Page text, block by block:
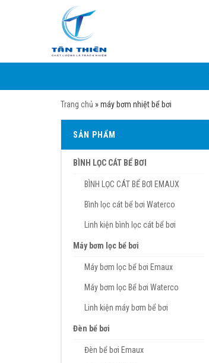
Trang chủ »máy bơm nhiệt bể bơi
SẢN PHẨM
BÌNH LỌC CÁT BỂ BƠI
BÌNH LỌC CÁT BỂ BƠI EMAUX
Bình lọc cát bể bơi Waterco
Linh kiện bình lọc cát bể bơi
Máy bơm lọc bể bơi
Máy bơm lọc bể bơi Emaux
Máy bơm lọc Bể bơi Waterco
Linh kiện máy bơm bể bơi
Đèn bể bơi
Đèn bể bơi Emaux